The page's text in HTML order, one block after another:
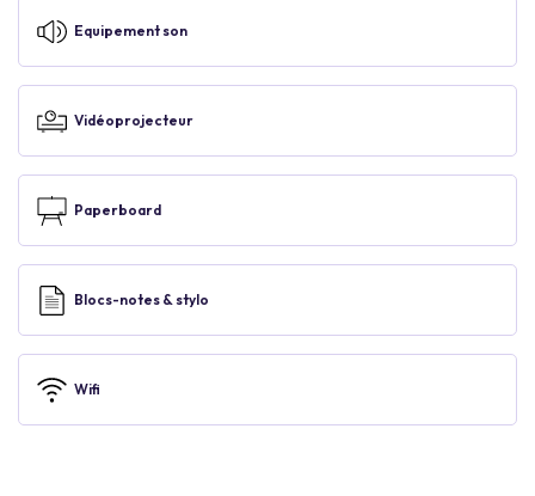
Equipement son
Vidéoprojecteur
Paperboard
Blocs-notes & stylo
Wifi